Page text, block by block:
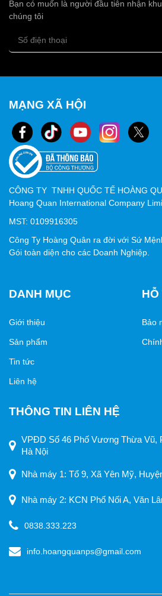
Bạn có muốn là người đầu tiên nhận
chúng tôi
MẠNG XÃ HỘI
CÔNG TY TNHH QUỐC TẾ HOÀNG
Hoang Quan International Company
MST: 0109916305
Công Ty Hoàng Quân ra đời với Sứ
Gói toàn diện cho các Doanh Nghiệp.
DANH MỤC
Giới thiệu
Sản phẩm
Tin tức
Liên hệ
HỖ
Bảo
THÔNG TIN LIÊN HỆ
VPĐD Số 46 Phố Vương Thừa
Hà Nội
Nhà máy 1: Tổ 9, Xã Yên Mỹ,
Nhà máy 2: KCN Phố Nối A, Văn
0838.333.223
info.hoangquanps@gmail.com